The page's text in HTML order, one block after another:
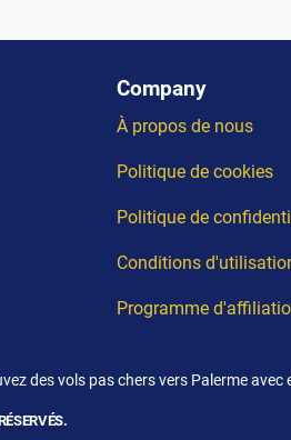
Company
À propos de nous
Politique de cookies
Politique de
Conditions
Programme
des vols pas chers vers Palerme